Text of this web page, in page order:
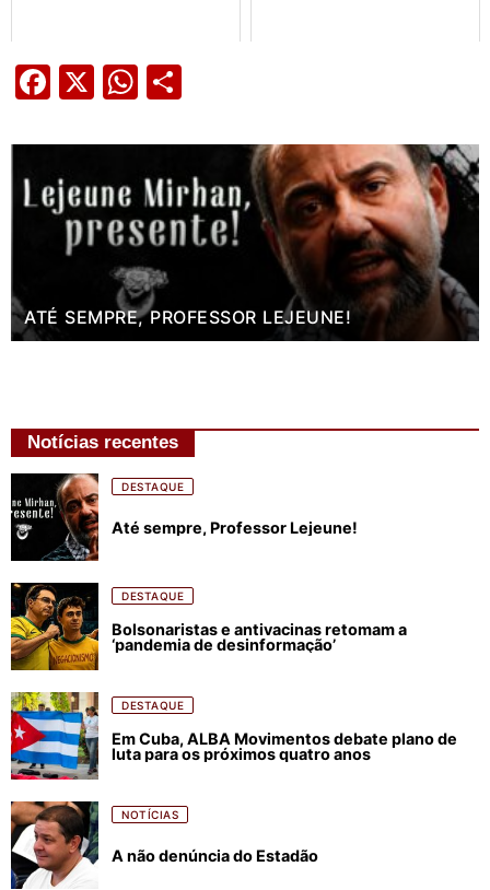
Facebook
X WhatsApp
ATÉ SEMPRE, PROFESSOR LEJEUNE!
Notícias recentes
DESTAQUE
Até sempre, Professor Lejeune!
DESTAQUE
Bolsonaristas e antivacinas retomam a
‘pandemia de desinformação’
DESTAQUE
Em Cuba, ALBA Movimentos debate plano de
luta para os próximos quatro anos
NOTÍCIAS
A não denúncia do Estadão